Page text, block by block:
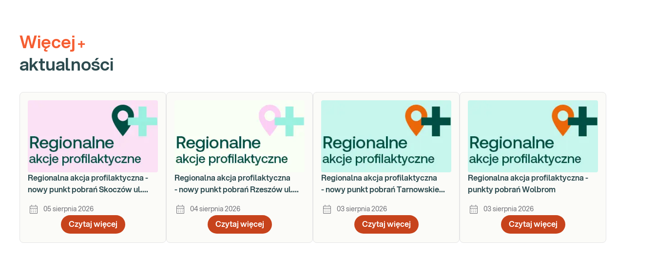
Więcej +
aktualności
Regionalna akcja profilaktyczna -
nowy punkt pobrań Skoczów ul.
05 sierpnia 2026
Czytaj więcej
Regionalna akcja profilaktyczna
- nowy punkt pobrań Rzeszów ul.
04 sierpnia 2026
Czytaj więcej
Regionalna akcja profilaktyczna
- nowy punkt pobrań Tarnowskie
03 sierpnia 2026
Czytaj więcej
Regionalna akcja profilaktyczna -
punkty pobrań Wolbrom
03 sierpnia 2026
Czytaj więcej